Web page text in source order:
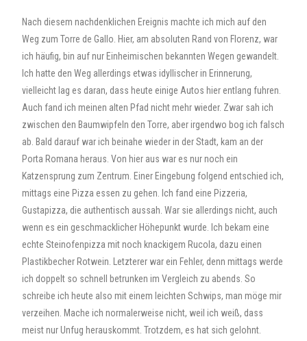
Nach diesem nachdenklichen Ereignis machte ich mich auf den
Weg zum Torre de Gallo. Hier, am absoluten Rand von Florenz, war
ich häufig, bin auf nur Einheimischen bekannten Wegen gewandelt.
Ich hatte den Weg allerdings etwas idyllischer in Erinnerung,
vielleicht lag es daran, dass heute einige Autos hier entlang fuhren.
Auch fand ich meinen alten Pfad nicht mehr wieder. Zwar sah ich
zwischen den Baumwipfeln den Torre, aber irgendwo bog ich falsch
ab. Bald darauf war ich beinahe wieder in der Stadt, kam an der
Porta Romana heraus. Von hier aus war es nur noch ein
Katzensprung zum Zentrum. Einer Eingebung folgend entschied ich,
mittags eine Pizza essen zu gehen. Ich fand eine Pizzeria,
Gustapizza, die authentisch aussah. War sie allerdings nicht, auch
wenn es ein geschmacklicher Höhepunkt wurde. Ich bekam eine
echte Steinofenpizza mit noch knackigem Rucola, dazu einen
Plastikbecher Rotwein. Letzterer war ein Fehler, denn mittags werde
ich doppelt so schnell betrunken im Vergleich zu abends. So
schreibe ich heute also mit einem leichten Schwips, man möge mir
verzeihen. Mache ich normalerweise nicht, weil ich weiß, dass
meist nur Unfug herauskommt. Trotzdem, es hat sich gelohnt.